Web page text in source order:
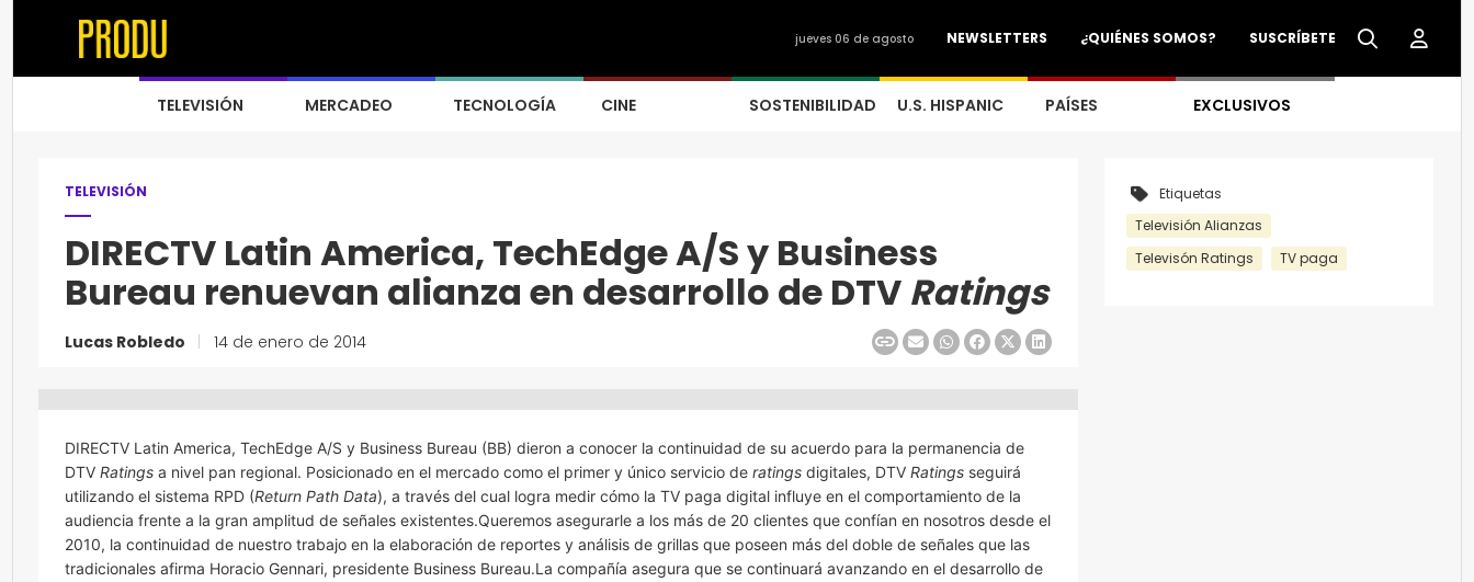
SUSCRÍBETE
¿QUIÉNES SOMOS?
NEWSLETTERS
jueves 06 de agosto
TELEVISIÓN MERCADEO TECNOLOGÍA CINE SOSTENIBILIDAD U.S. HISPANIC PAÍSES EXCLUSIVOS
TELEVISIÓN
DIRECTV Latin America, TechEdge A/S y Business
Bureau renuevan alianza en desarrollo de DTV Ratings
Lucas Robledo 14 de enero de 2014
DIRECTV Latin America, TechEdge A/S y Business Bureau (BB) dieron a conocer la continuidad de su acuerdo para la permanencia de
DTV Ratings a nivel pan regional. Posicionado en el mercado como el primer y único servicio de ratings digitales, DTV Ratings seguirá
utilizando el sistema RPD (Return Path Data), a través del cual logra medir cómo la TV paga digital influye en el comportamiento de la
audiencia frente a la gran amplitud de señales existentes.Queremos asegurarle a los más de 20 clientes que confían en nosotros desde el
2010, la continuidad de nuestro trabajo en la elaboración de reportes y análisis de grillas que poseen más del doble de señales que las
tradicionales afirma Horacio Gennari, presidente Business Bureau.La compañía asegura que se continuará avanzando en el desarrollo de
Etiquetas
Televisión Alianzas
Televisón Ratings
TV paga